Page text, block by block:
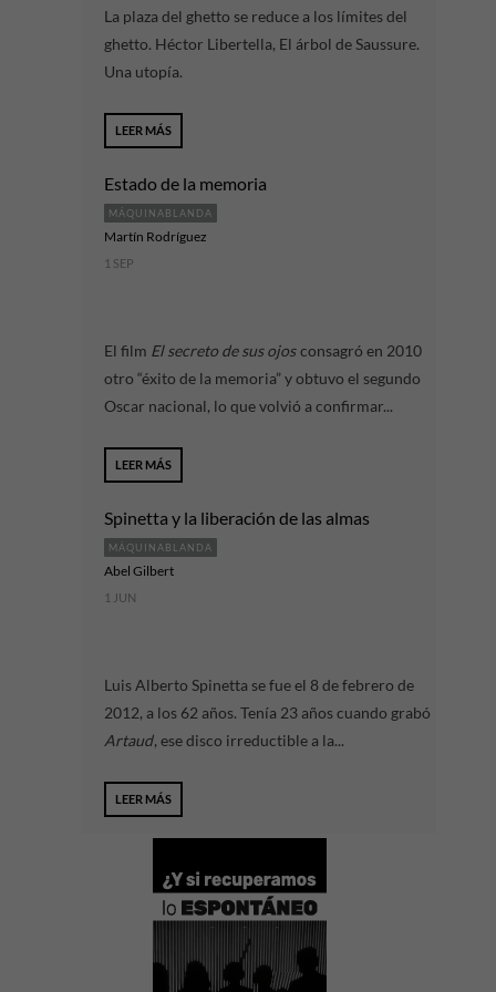
La plaza del ghetto se reduce a los límites del
ghetto. Héctor Libertella, El árbol de Saussure.
Una utopía.
LEER MÁS
Estado de la memoria
MÁQUINABLANDA
Martín Rodríguez
1 SEP
El film El secreto de sus ojosconsagró en 2010
otro “éxito de la memoria” y obtuvo el segundo
Oscar nacional, lo que volvió a confirmar...
LEER MÁS
Spinetta y la liberación de las almas
MÁQUINABLANDA
Abel Gilbert
1 JUN
Luis Alberto Spinetta se fue el 8 de febrero de
2012, a los 62 años. Tenía 23 años cuando grabó
Artaud, ese disco irreductible a la...
LEER MÁS